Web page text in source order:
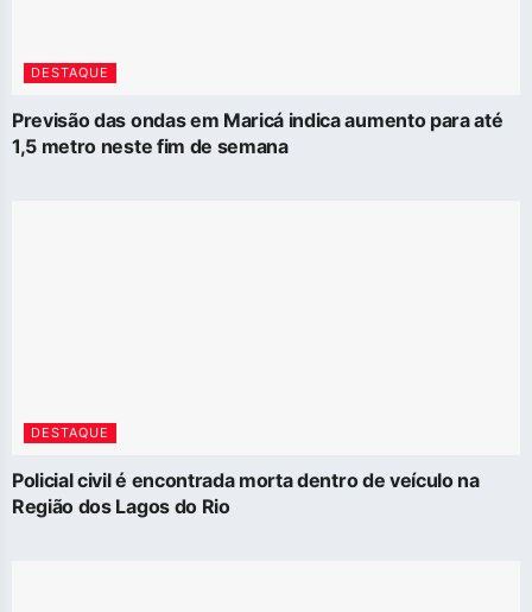
DESTAQUE
Previsão das ondas em Maricá indica aumento para até
1,5 metro neste fim de semana
DESTAQUE
Policial civil é encontrada morta dentro de veículo na
Região dos Lagos do Rio